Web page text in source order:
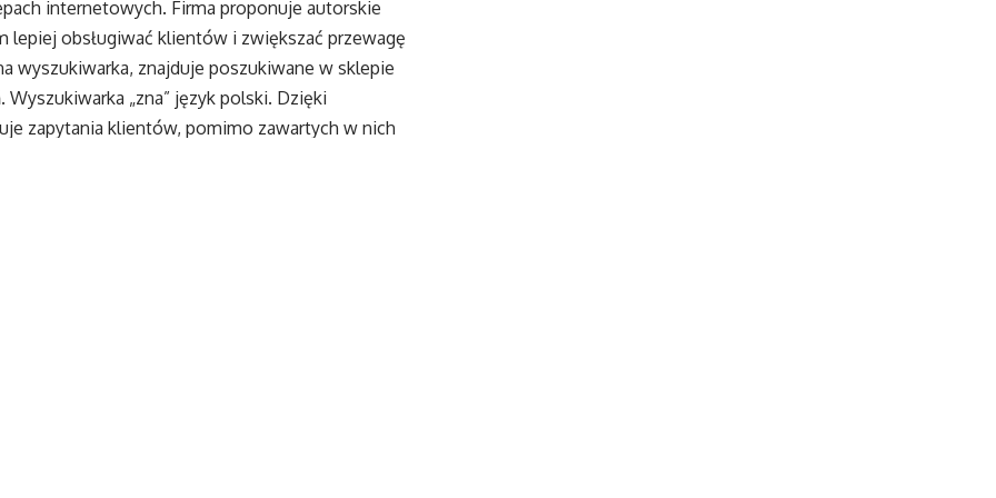
internetowych. Firma proponuje autorskie
obsługiwać klientów i zwiększać przewagę
wyszukiwarka, znajduje poszukiwane w sklepie
„zna” język polski. Dzięki
zapytania klientów, pomimo zawartych w nich